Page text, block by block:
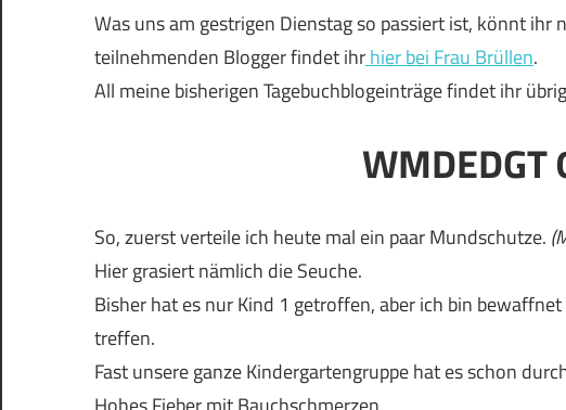
Was uns am gestrigen Dienstag so passiert ist, könnt ihr
teilnehmenden Blogger findet ihrhier bei Frau Brüllen.
All meine bisherigen Tagebuchblogeinträge findet ihr
So, zuerst verteile ich heute mal ein paar Mundschutze.
Hier grasiert nämlich die Seuche.
Bisher hat es nur Kind 1 getroffen, aber ich bin
treffen.
Fast unsere ganze Kindergartengruppe hat es schon